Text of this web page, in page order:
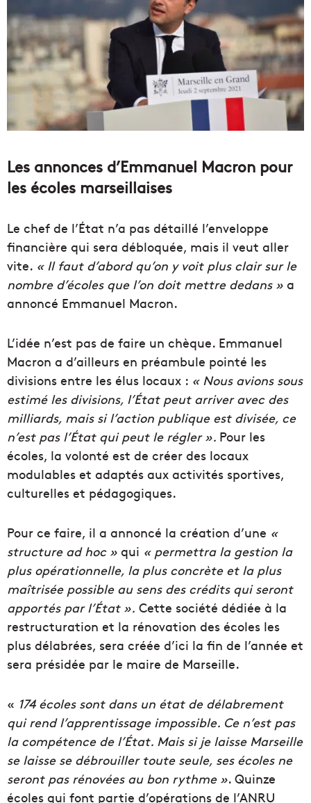
Les annonces d’Emmanuel Macron pour
les écoles marseillaises
Le chef de l’État n’a pas détaillé l’enveloppe
financière qui sera débloquée, mais il veut aller
vite. « Il faut d’abord qu’on y voit plus clair sur le
nombre d’écoles que l’on doit mettre dedans » a
annoncé Emmanuel Macron.
L’idée n’est pas de faire un chèque. Emmanuel
Macron a d’ailleurs en préambule pointé les
divisions entre les élus locaux : « Nous avions sous
estimé les divisions, l’État peut arriver avec des
milliards, mais si l’action publique est divisée, ce
n’est pas l’État qui peut le régler ». Pour les
écoles, la volonté est de créer des locaux
modulables et adaptés aux activités sportives,
culturelles et pédagogiques.
Pour ce faire, il a annoncé la création d’une «
structure ad hoc » qui « permettra la gestion la
plus opérationnelle, la plus concrète et la plus
maîtrisée possible au sens des créditsqui seront
apportés par l’État». Cette société dédiée à la
restructuration et la rénovation des écoles les
plus délabrées, sera créée d’ici la fin de l’année et
sera présidée par le maire de Marseille.
« 174 écoles sont dans un état de délabrement
qui rend l’apprentissage impossible. Ce n’est pas
la compétence de l’État. Mais si je laisse Marseille
se laisse se débrouiller toute seule, ses écoles ne
seront pas rénovées au bon rythme ». Quinze
écoles qui font partie d’opérations de l’ANRU